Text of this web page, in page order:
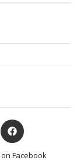
Facebook